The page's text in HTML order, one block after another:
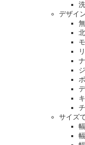
デザイ
サイズ